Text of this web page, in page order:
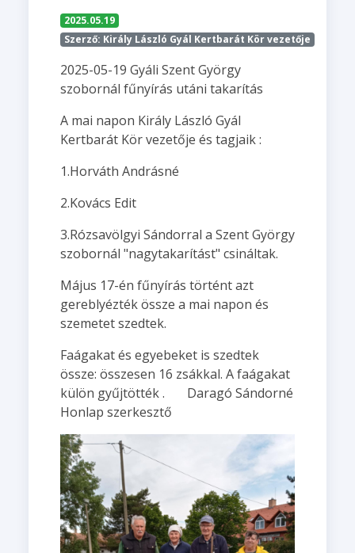
2025.05.19
Szerző: Király László Gyál Kertbarát Kör vezetője
2025-05-19 Gyáli Szent György
szobornál fűnyírás utáni takarítás
A mai napon Király László Gyál
Kertbarát Kör vezetője és tagjaik :
1.Horváth Andrásné
2.Kovács Edit
3.Rózsavölgyi Sándorral a Szent György
szobornál "nagytakarítást" csináltak.
Május 17-én fűnyírás történt azt
gereblyézték össze a mai napon és
szemetet szedtek.
Faágakat és egyebeket is szedtek
össze: összesen 16 zsákkal. A faágakat
külön gyűjtötték . Daragó Sándorné
Honlap szerkesztő